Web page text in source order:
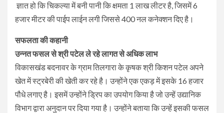
ज्ञात हो कि चिकल्या में बनी पानी कि क्षमता 1 लाख लीटर है, जिसमें 6
हजार मीटर की पाईप लाईन लगी जिससे 400 नल कनेक्शन दिए है।
सफलता की कहानी
उन्नत फसल से श्री पटेल ले रहे लागत से अधिक लाभ
विकासखंड बदनावर के ग्राम तिलगारा के कृषक श्री किशन पटेल अपने
खेत में स्ट्रबेरी की खेती कर रहे है। उन्होंने एक एकड़ में इसके 16 हजार
पौधे लगाए है। इसमें उन्होंने ड्रिप का उपयोग किया है जो उन्हें उद्यानिक
विभाग द्वारा अनुदान पर दिया गया है। उन्होंने बताया कि उन्हें इसकी फसल